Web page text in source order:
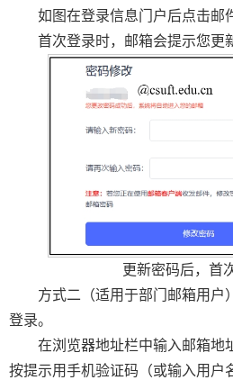
如图在登录信息门户后点击邮
首次登录时，邮箱会提示您更
更新密码后，首
方式二（适用于部门邮箱用户
登录。
在浏览器地址栏中输入邮箱地
按提示用手机验证码（或输入用户